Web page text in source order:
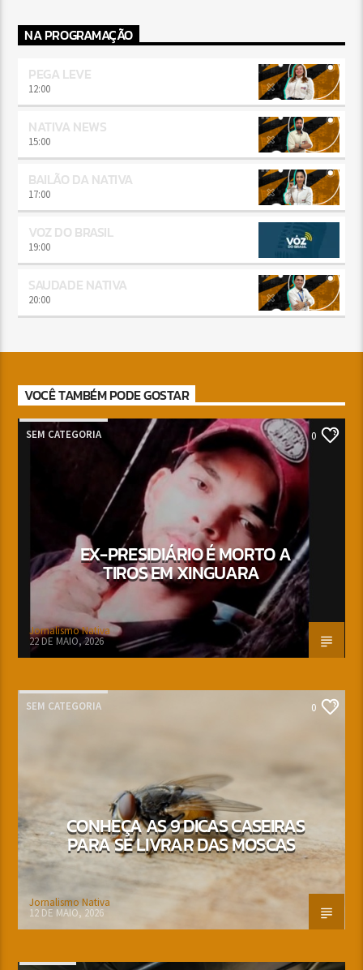
NA PROGRAMAÇÃO
PEGA LEVE
12:00
NATIVA NEWS
15:00
BAILÃO DA NATIVA
17:00
VOZ DO BRASIL
19:00
SAUDADE NATIVA
20:00
VOCÊ TAMBÉM PODE GOSTAR
SEM CATEGORIA 0
EX-PRESIDIÁRIO É MORTO A
TIROS EM XINGUARA
Jornalismo Nativa
22 DE MAIO, 2026
SEM CATEGORIA 0
CONHEÇA AS 9 DICAS CASEIRAS
PARA SE LIVRAR DAS MOSCAS
Jornalismo Nativa
12 DE MAIO, 2026